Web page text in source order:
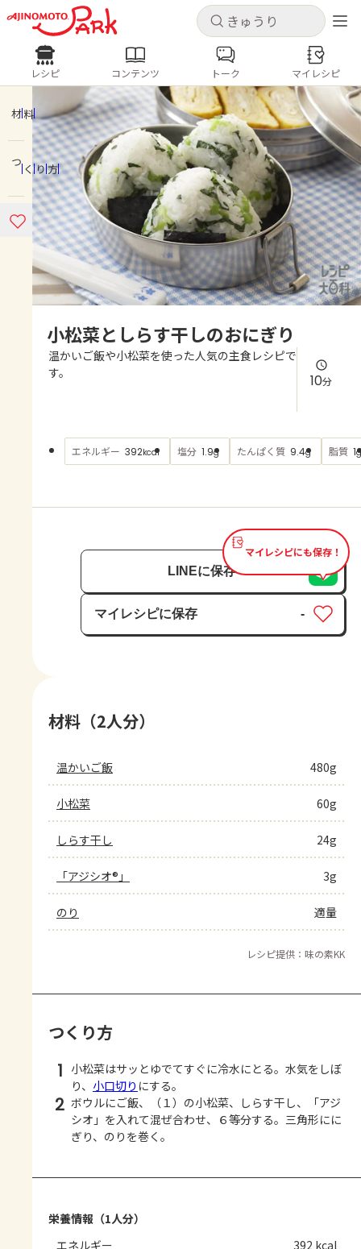
キャンセル
ログインするとレシピを保存できます
ログイン 新規登録
ホーム
コンテンツ
レシピ
よくあるお問い合わせ
AJINOMOTO PARK とは
キャンセル
レシピ コンテンツ
人気の食材・レシピ
きゅうり なす トマト
とうもろこし
ピーマン
みょうが ゴーヤ
レシピ コンテンツ トーク マイレシピ
材料
つくり方
小松菜としらす干しのおにぎり
温かいご飯や小松菜を使った人気の主食レシピで
す。
10分
エネルギー 392kcal 塩分 1.9g たんぱく質 9.4g 脂質 1g
マイレシピにも保存！
LINEに保存
マイレシピに保存
保存済み
-
材料（2人分）
温かいご飯 480g
小松菜 60g
しらす干し 24g
「アジシオ®」 3g
のり 適量
レシピ提供：味の素KK
つくり方
1 小松菜はサッとゆでてすぐに冷水にとる。水気をしぼ
り、 小口切り にする。
2 ボウルにご飯、（１）の小松菜、しらす干し、「アジ
シオ」を入れて混ぜ合わせ、６等分する。三角形にに
ぎり、のりを巻く。
栄養情報（1人分）
エネルギー
392 kcal